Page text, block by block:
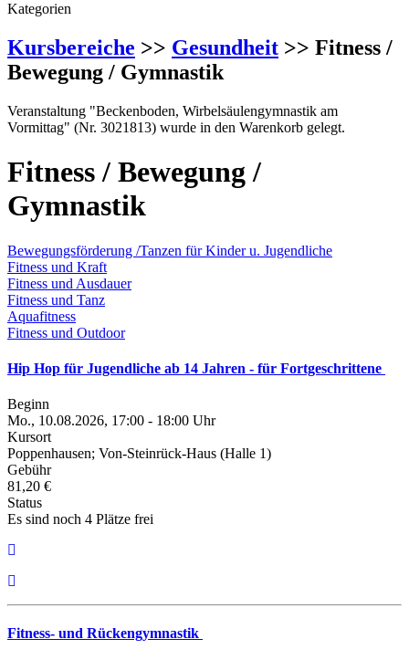
Kategorien
Kursbereiche >> Gesundheit >> Fitness /
Bewegung / Gymnastik
Veranstaltung "Beckenboden, Wirbelsäulengymnastik am
Vormittag" (Nr. 3021813) wurde in den Warenkorb gelegt.
Fitness / Bewegung /
Gymnastik
Bewegungsförderung /Tanzen für Kinder u. Jugendliche
Fitness und Kraft
Fitness und Ausdauer
Fitness und Tanz
Aquafitness
Fitness und Outdoor
Hip Hop für Jugendliche ab 14 Jahren - für Fortgeschrittene
Beginn
Mo., 10.08.2026, 17:00 - 18:00 Uhr
Kursort
Poppenhausen; Von-Steinrück-Haus (Halle 1)
Gebühr
81,20 €
Status
Es sind noch 4 Plätze frei
Fitness- und Rückengymnastik